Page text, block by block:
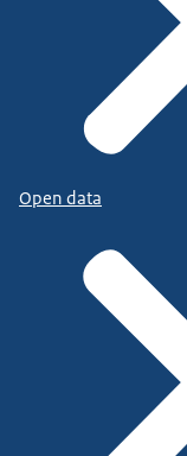
Open data